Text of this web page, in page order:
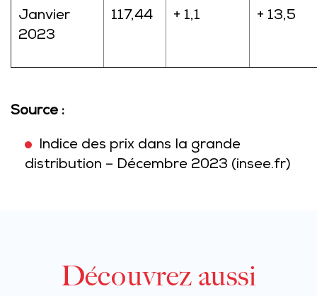
Janvier
2023
117,44 + 1,1 + 13,5
Source :
Indice des prix dans la grande
distribution – Décembre 2023 (insee.fr)
Découvrez aussi